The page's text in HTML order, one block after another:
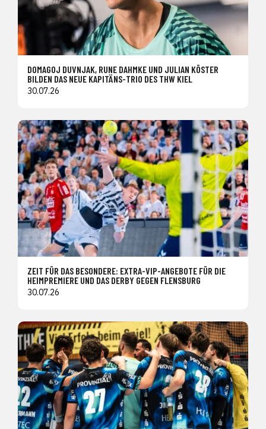
DOMAGOJ DUVNJAK, RUNE DAHMKE UND JULIAN KÖSTER
BILDEN DAS NEUE KAPITÄNS-TRIO DES THW KIEL
30.07.26
ZEIT FÜR DAS BESONDERE: EXTRA-VIP-ANGEBOTE FÜR DIE
HEIMPREMIERE UND DAS DERBY GEGEN FLENSBURG
30.07.26